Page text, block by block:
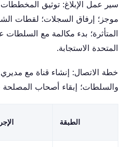
سير عمل الإبلاغ: توثيق المخططات
المتأثرة؛ بدء مكالمة مع
المتحدة الاستجابة.
خطة الاتصال: إنشاء قناة مع مديري
والسلطات؛ إبقاء أصحاب المصلحة
الطبقة